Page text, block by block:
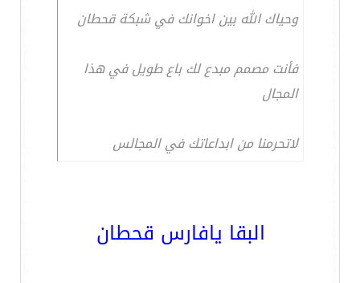
وحياك الله بين اخوانك في شبكة قحطان
فأنت مصمم مبدع لك باع طويل في هذا
المجال
لاتحرمنا من ابداعاتك في المجالس
البقا يافارس قحطان